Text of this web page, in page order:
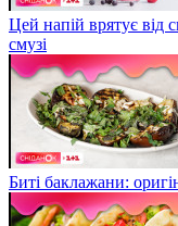
Цей напій врятує від
смузі
Биті баклажани: